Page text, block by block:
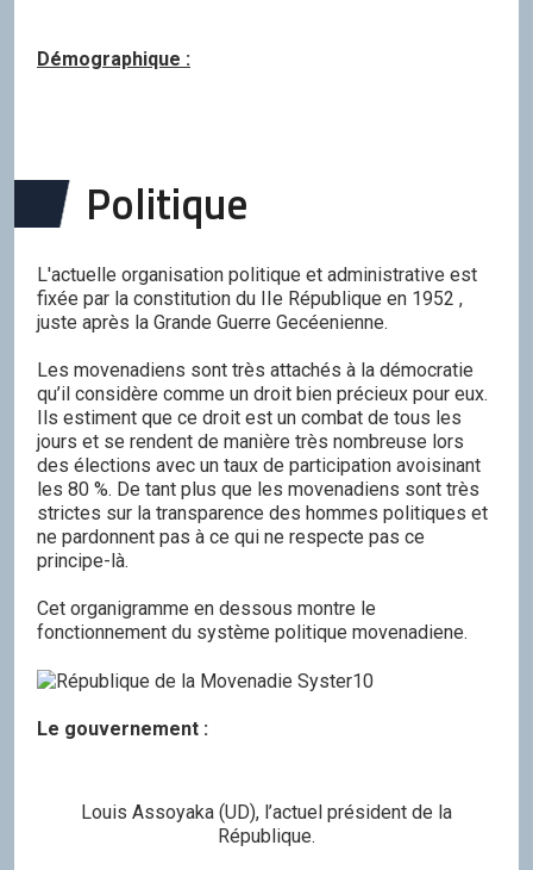
Démographique :
Politique
L'actuelle organisation politique et administrative est
fixée par la constitution du IIe République en 1952 ,
juste après la Grande Guerre Gecéenienne.
Les movenadiens sont très attachés à la démocratie
qu’il considère comme un droit bien précieux pour eux.
Ils estiment que ce droit est un combat de tous les
jours et se rendent de manière très nombreuse lors
des élections avec un taux de participation avoisinant
les 80 %. De tant plus que les movenadiens sont très
strictes sur la transparence des hommes politiques et
ne pardonnent pas à ce qui ne respecte pas ce
principe-là.
Cet organigramme en dessous montre le
fonctionnement du système politique movenadiene.
Le gouvernement :
Louis Assoyaka (UD), l’actuel président de la
République.